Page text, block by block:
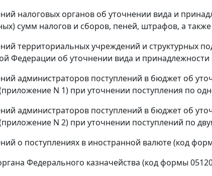
налоговых органов об уточнении вида и
сумм налогов и сборов, пеней, штрафов, а
территориальных учреждений и структурных
Федерации об уточнении вида и принадлежности
администраторов поступлений в бюджет об
N 1) при уточнении поступления по
администраторов поступлений в бюджет об
N 2) при уточнении поступлений по
о поступлениях в иностранной валюте (код
Федерального казначейства (код формы